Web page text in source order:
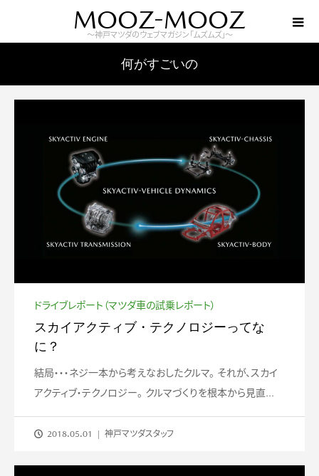
MOOZ-MOOZ
～神戸マツダのウェブマガジン「ムズムズ」～
何がすごいの
ドライブレポート（マツダ車の試乗レポート）
スカイアクティブ・テクノロジーってな
に？
結局・・・ネジ一本から考えなおしたクルマ。 それが、スカイ
アクティブ・テクノロジー。 クルマづくりを根本から見直...
2018.05.01 神戸マツダスタッフ